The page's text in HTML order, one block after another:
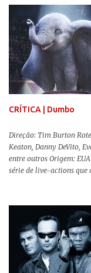
movimentos e falas,
trabalho e seus afetos,
grupo de amigas
os mundos não se
a história se passa -
conservador e hostil a
primeira-ministra
constitucionais para
CRÍTICA | Dumbo
Direção: Tim Burton
Keaton, Danny DeVito,
entre outros Origem:
série de live-actions que
remake , já que a
mais realista, se
falantes, por exemplo,
de lado. Apesar da
em termos visuais e
visuais e narrativos. A